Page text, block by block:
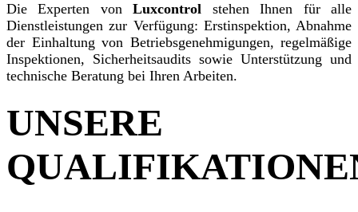
Die Experten vonLuxcontrol stehen Ihnen für alle
Dienstleistungen zur Verfügung: Erstinspektion, Abnahme
der Einhaltung von Betriebsgenehmigungen, regelmäßige
Inspektionen, Sicherheitsaudits sowie Unterstützung und
technische Beratung bei Ihren Arbeiten.
UNSERE